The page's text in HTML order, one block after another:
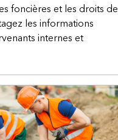
foncières et les droits de
les informations
internes et